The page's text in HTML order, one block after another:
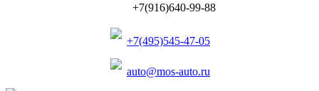
+7(916)640-99-88
+7(495)545-47-05
auto@mos-auto.ru